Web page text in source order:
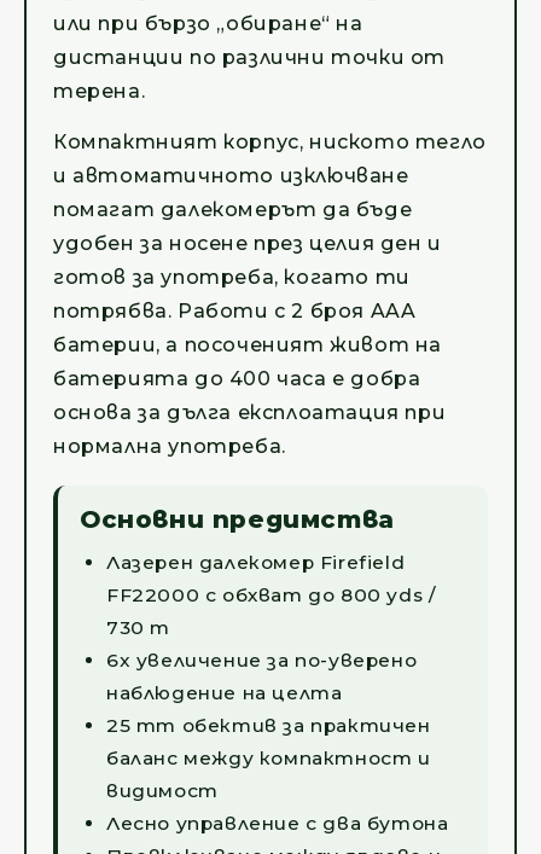
или при бързо „обиране“ на
дистанции по различни точки от
терена.
Компактният корпус, ниското тегло
и автоматичното изключване
помагат далекомерът да бъде
удобен за носене през целия ден и
готов за употреба, когато ти
потрябва. Работи с 2 броя AAA
батерии, а посоченият живот на
батерията до 400 часа е добра
основа за дълга експлоатация при
нормална употреба.
Основни предимства
Лазерен далекомер Firefield
FF22000 с обхват до 800 yds /
730 m
6x увеличение за по-уверено
наблюдение на целта
25 mm обектив за практичен
баланс между компактност и
видимост
Лесно управление с два бутона